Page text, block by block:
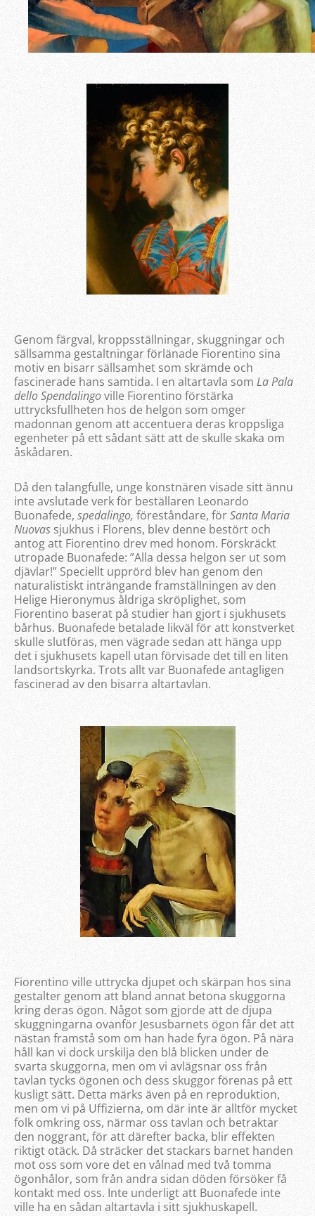
Genom färgval, kroppsställningar, skuggningar och
sällsamma gestaltningar förlänade Fiorentino sina
motiv en bisarr sällsamhet som skrämde och
fascinerade hans samtida. I en altartavla som La Pala
dello Spendalingoville Fiorentino förstärka
uttrycksfullheten hos de helgon som omger
madonnan genom att accentuera deras kroppsliga
egenheter på ett sådant sätt att de skulle skaka om
åskådaren.
Då den talangfulle, unge konstnären visade sitt ännu
inte avslutade verk för beställaren Leonardo
Buonafede, spedalingo, föreståndare, förSanta Maria
Nuovas sjukhus i Florens, blev denne bestört och
antog att Fiorentino drev med honom. Förskräckt
utropade Buonafede: ”Alla dessa helgon ser ut som
djävlar!” Speciellt upprörd blev han genom den
naturalistiskt inträngande framställningen av den
Helige Hieronymus åldriga skröplighet, som
Fiorentino baserat på studier han gjort i sjukhusets
bårhus. Buonafede betalade likväl för att konstverket
skulle slutföras, men vägrade sedan att hänga upp
det i sjukhusets kapell utan förvisade det till en liten
landsortskyrka. Trots allt var Buonafede antagligen
fascinerad av den bisarra altartavlan.
Fiorentino ville uttrycka djupet och skärpan hos sina
gestalter genom att bland annat betona skuggorna
kring deras ögon. Något som gjorde att de djupa
skuggningarna ovanför Jesusbarnets ögon får det att
nästan framstå som om han hade fyra ögon. På nära
håll kan vi dock urskilja den blå blicken under de
svarta skuggorna, men om vi avlägsnar oss från
tavlan tycks ögonen och dess skuggor förenas på ett
kusligt sätt. Detta märks även på en reproduktion,
men om vi på Uffizierna, om där inte är alltför mycket
folk omkring oss, närmar oss tavlan och betraktar
den noggrant, för att därefter backa, blir effekten
riktigt otäck. Då sträcker det stackars barnet handen
mot oss som vore det en vålnad med två tomma
ögonhålor, som från andra sidan döden försöker få
kontakt med oss. Inte underligt att Buonafede inte
ville ha en sådan altartavla i sitt sjukhuskapell.